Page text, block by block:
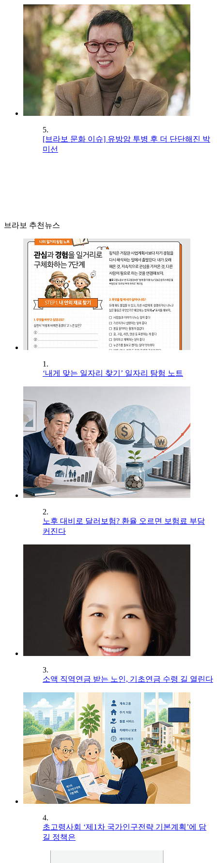
5.
[브라보 문화 이슈] 유방암 투병 후 더 단단해진 박
미선
브라보 추천뉴스
1.
‘내게 맞는 일자리 찾기’ 일자리 탐험 노트
2.
노후 대비로 달러보험? 환율 오르면 보험료 부담
커진다
3.
소액 직역연금 받는 노인, 기초연금 수령 길 열린다
4.
초고령사회 ‘제1차 국가인구전략 기본계획’에 담
길 정책은